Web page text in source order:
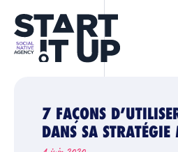
7 FAÇONS
DANS SA